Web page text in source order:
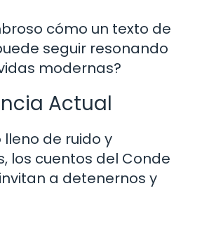
cómo un texto de
seguir resonando
modernas?
Actual
lleno de ruido y
los cuentos del Conde
a detenernos y